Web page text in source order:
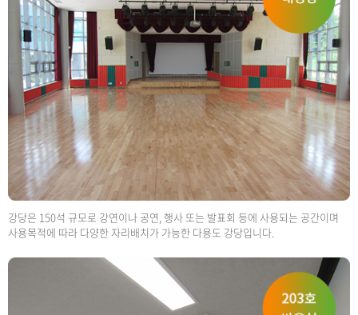
강당은 150석 규모로 강연이나 공연, 행사 또는 발표회 등에 사용되는 공간이며
사용목적에 따라 다양한 자리배치가 가능한 다용도 강당입니다.